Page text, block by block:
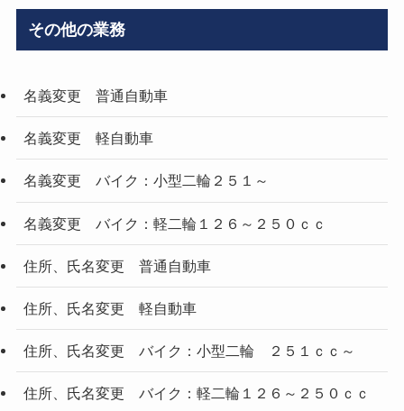
その他の業務
名義変更 普通自動車
名義変更 軽自動車
名義変更 バイク：小型二輪２５１～
名義変更 バイク：軽二輪１２６～２５０ｃｃ
住所、氏名変更 普通自動車
住所、氏名変更 軽自動車
住所、氏名変更 バイク：小型二輪 ２５１ｃｃ～
住所、氏名変更 バイク：軽二輪１２６～２５０ｃｃ